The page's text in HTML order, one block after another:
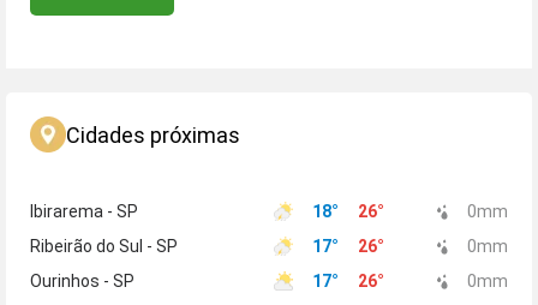
Cidades próximas
Ibirarema - SP 18° 26° 0mm
Ribeirão do Sul - SP
17° 26° 0mm
Ourinhos - SP
17° 26° 0mm